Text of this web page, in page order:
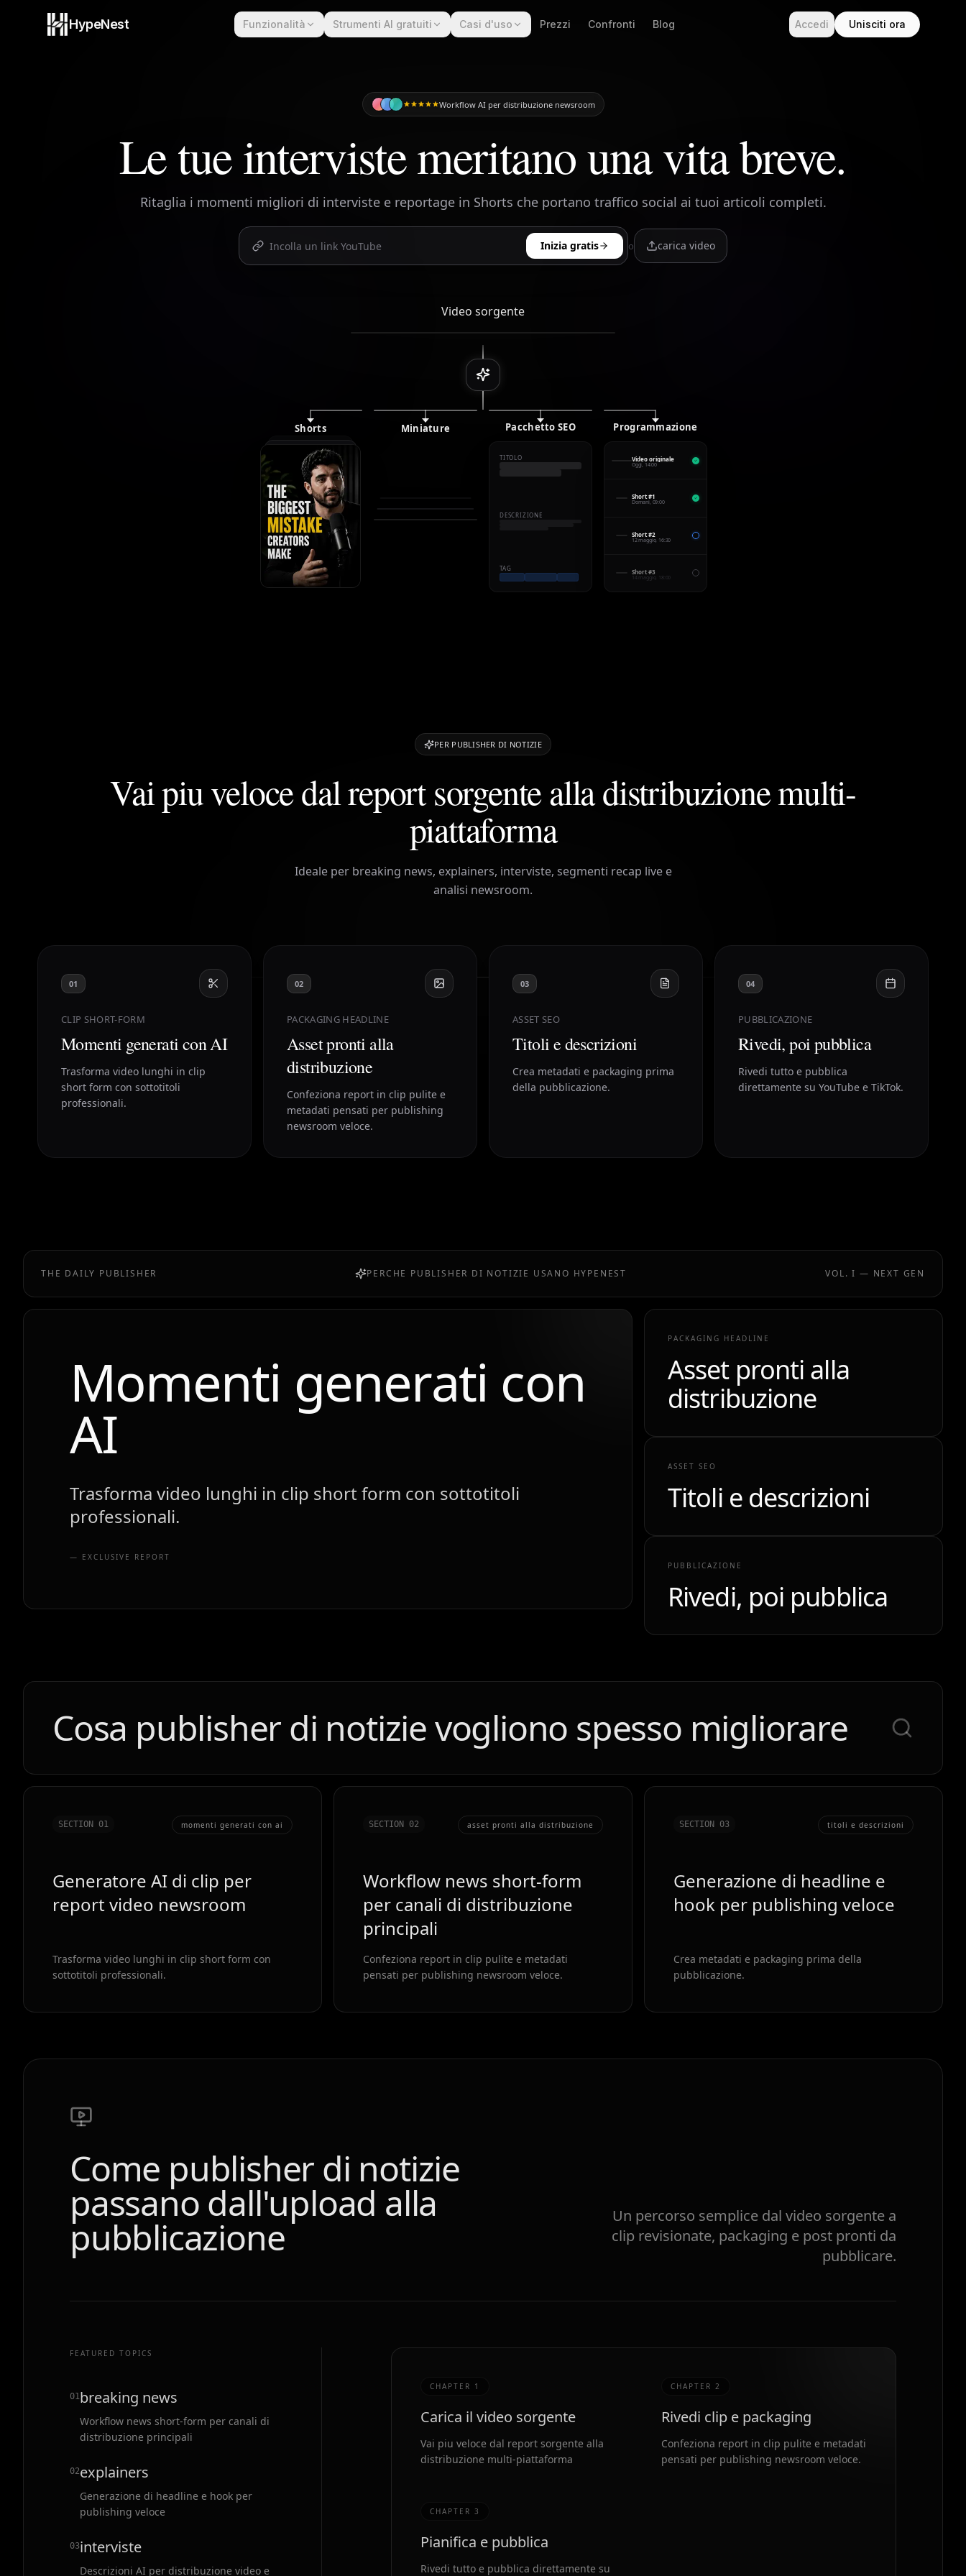
HypeNest Funzionalità Strumenti AI gratuiti Casi d'uso Prezzi Confronti Blog Accedi Unisciti ora
Workflow AI per distribuzione newsroom
Le tue interviste meritano una vita breve.
Ritaglia i momenti migliori di interviste e reportage in Shorts che portano traffico social ai tuoi articoli completi.
Inizia gratis o carica video
Video sorgente
Shorts Miniature Pacchetto SEO
TITOLO
DESCRIZIONE
TAG
Programmazione
Video originale
Oggi, 14:00
Short #1
Domani, 09:00
Short #2
12 maggio, 16:30
Short #3
14 maggio, 18:00
PER PUBLISHER DI NOTIZIE
Vai piu veloce dal report sorgente alla distribuzione multi-
piattaforma
Ideale per breaking news, explainers, interviste, segmenti recap live e
analisi newsroom.
01
CLIP SHORT-FORM
Momenti generati con AI
Trasforma video lunghi in clip
short form con sottotitoli
professionali.
02
PACKAGING HEADLINE
Asset pronti alla
distribuzione
Confeziona report in clip pulite e
metadati pensati per publishing
newsroom veloce.
03
ASSET SEO
Titoli e descrizioni
Crea metadati e packaging prima
della pubblicazione.
04
PUBBLICAZIONE
Rivedi, poi pubblica
Rivedi tutto e pubblica
direttamente su YouTube e TikTok.
THE DAILY PUBLISHER PERCHE PUBLISHER DI NOTIZIE USANO HYPENEST VOL. I — NEXT GEN
Momenti generati con
AI
Trasforma video lunghi in clip short form con sottotitoli
professionali.
— EXCLUSIVE REPORT
PACKAGING HEADLINE
Asset pronti alla
distribuzione
ASSET SEO
Titoli e descrizioni
PUBBLICAZIONE
Rivedi, poi pubblica
Cosa publisher di notizie vogliono spesso migliorare
SECTION 01 momenti generati con ai
Generatore AI di clip per
report video newsroom
Trasforma video lunghi in clip short form con
sottotitoli professionali.
SECTION 02 asset pronti alla distribuzione
Workflow news short-form
per canali di distribuzione
principali
Confeziona report in clip pulite e metadati
pensati per publishing newsroom veloce.
SECTION 03 titoli e descrizioni
Generazione di headline e
hook per publishing veloce
Crea metadati e packaging prima della
pubblicazione.
Come publisher di notizie
passano dall'upload alla
pubblicazione
Un percorso semplice dal video sorgente a
clip revisionate, packaging e post pronti da
pubblicare.
FEATURED TOPICS
01breaking news
Workflow news short-form per canali di
distribuzione principali
02explainers
Generazione di headline e hook per
publishing veloce
03interviste
Descrizioni AI per distribuzione video e
CHAPTER 1
Carica il video sorgente
Vai piu veloce dal report sorgente alla
distribuzione multi-piattaforma
CHAPTER 2
Rivedi clip e packaging
Confeziona report in clip pulite e metadati
pensati per publishing newsroom veloce.
CHAPTER3
Pianifica e pubblica
Rivedi tutto e pubblica direttamente su